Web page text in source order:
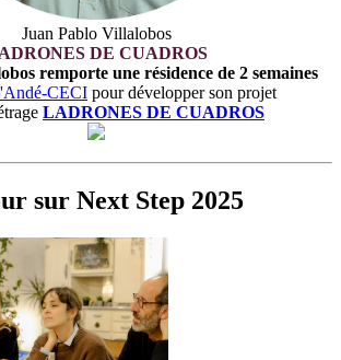
Juan Pablo Villalobos
DE CUADROS
remporte une résidence de 2 semaines
CECI pour développer son projet
LADRONES DE CUADROS
sur Next Step 2025